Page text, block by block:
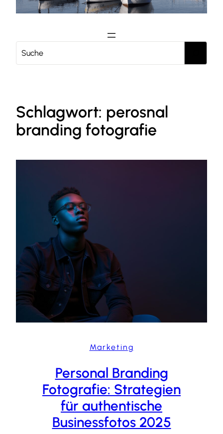
h
Schlagwort: perosnal
branding fotografie
Marketing
Personal Branding
Fotografie: Strategien
für authentische
Businessfotos 2025